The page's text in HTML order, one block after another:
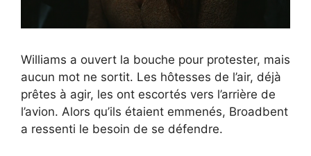
Williams a ouvert la bouche pour protester, mais
aucun mot ne sortit. Les hôtesses de l’air, déjà
prêtes à agir, les ont escortés vers l’arrière de
l’avion. Alors qu’ils étaient emmenés, Broadbent
a ressenti le besoin de se défendre.